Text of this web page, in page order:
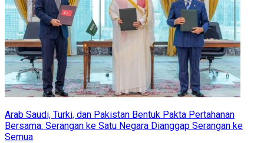
Arab Saudi, Turki, dan Pakistan Bentuk Pakta Pertahanan
Bersama: Serangan ke Satu Negara Dianggap Serangan ke
Semua